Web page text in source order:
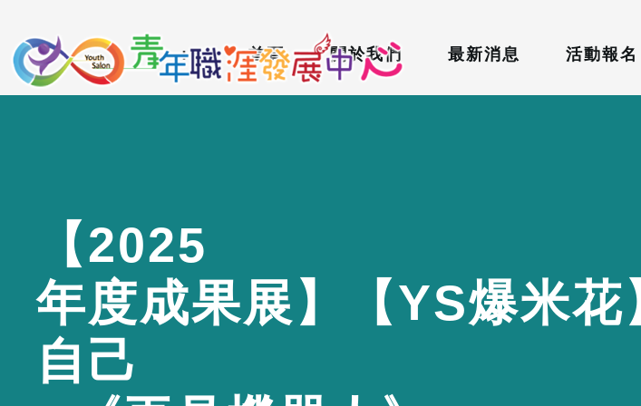
要
內
::: 首頁 關於我們 最新消息 活動報名
【2025
年度成果展 】 【YS爆米花
自己